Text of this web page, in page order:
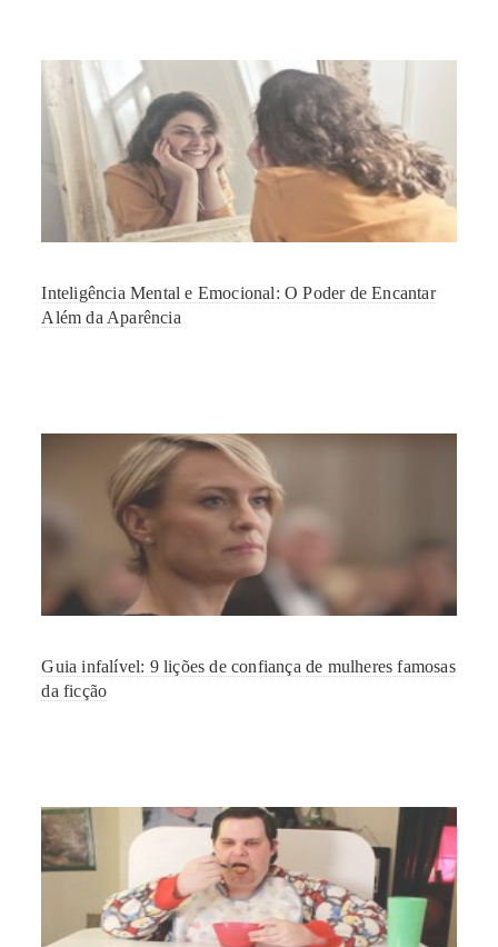
Inteligência Mental e Emocional: O Poder de Encantar
Além da Aparência
Guia infalível: 9 lições de confiança de mulheres famosas
da ficção